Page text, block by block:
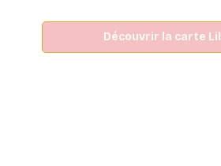
Découvrir la carte